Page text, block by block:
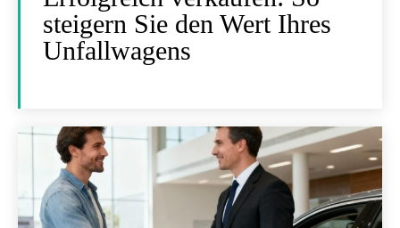
steigern Sie den Wert Ihres
Unfallwagens